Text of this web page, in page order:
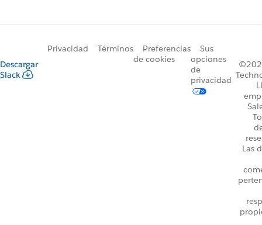
Descargar
Slack
Privacidad Términos
Preferencias
de cookies
Sus
opciones
de
privacidad
Las